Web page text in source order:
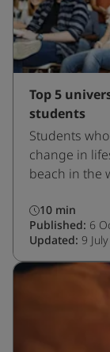
Top 5
students
Students
change in
beach in the
lifestyle with
standard of
10 min
Published: 6
Updated: 9